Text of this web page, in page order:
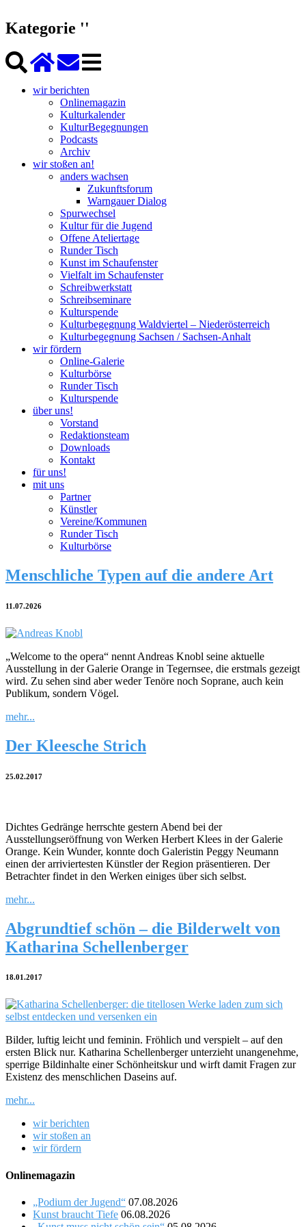
Kategorie ''
wir berichten
Onlinemagazin
Kulturkalender
KulturBegegnungen
Podcasts
Archiv
wir stoßen an!
anders wachsen
Zukunftsforum
Warngauer Dialog
Spurwechsel
Kultur für die Jugend
Offene Ateliertage
Runder Tisch
Kunst im Schaufenster
Vielfalt im Schaufenster
Schreibwerkstatt
Schreibseminare
Kulturspende
Kulturbegegnung Waldviertel – Niederösterreich
Kulturbegegnung Sachsen / Sachsen-Anhalt
wir fördern
Online-Galerie
Kulturbörse
Runder Tisch
Kulturspende
über uns!
Vorstand
Redaktionsteam
Downloads
Kontakt
für uns!
mit uns
Partner
Künstler
Vereine/Kommunen
Runder Tisch
Kulturbörse
Menschliche Typen auf die andere Art
11.07.2026
„Welcome to the opera“ nennt Andreas Knobl seine aktuelle
Ausstellung in der Galerie Orange in Tegernsee, die erstmals gezeigt
wird. Zu sehen sind aber weder Tenöre noch Soprane, auch kein
Publikum, sondern Vögel.
mehr...
Der Kleesche Strich
25.02.2017
Dichtes Gedränge herrschte gestern Abend bei der
Ausstellungseröffnung von Werken Herbert Klees in der Galerie
Orange. Kein Wunder, konnte doch Galeristin Peggy Neumann
einen der arriviertesten Künstler der Region präsentieren. Der
Betrachter findet in den Werken einiges über sich selbst.
mehr...
Abgrundtief schön – die Bilderwelt von
Katharina Schellenberger
18.01.2017
Bilder, luftig leicht und feminin. Fröhlich und verspielt – auf den
ersten Blick nur. Katharina Schellenberger unterzieht unangenehme,
sperrige Bildinhalte einer Schönheitskur und wirft damit Fragen zur
Existenz des menschlichen Daseins auf.
mehr...
wir berichten
wir stoßen an
wir fördern
Onlinemagazin
„Podium der Jugend“ 07.08.2026
Kunst braucht Tiefe 06.08.2026